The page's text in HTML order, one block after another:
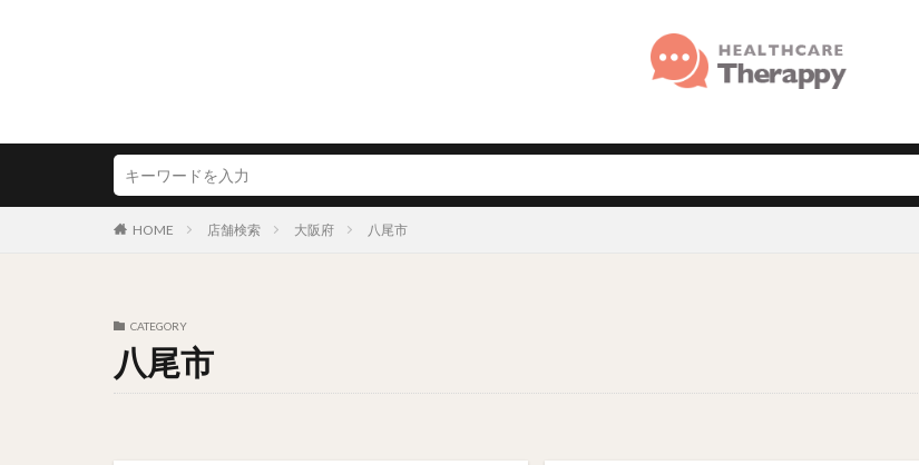
HOME 店舗検索 大阪府 八尾市
CATEGORY
八尾市